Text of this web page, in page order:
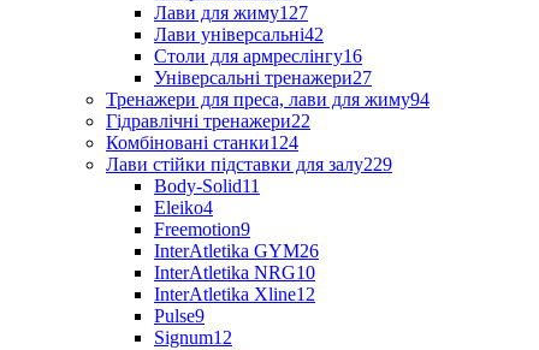
Лави для жиму127
Лави універсальні42
Столи для армреслінгу16
Універсальні тренажери27
Тренажери для преса, лави для жиму94
Гідравлічні тренажери22
Комбіновані станки124
Лави стійки підставки для залу229
Body-Solid11
Eleiko4
Freemotion9
InterAtletika GYM26
InterAtletika NRG10
InterAtletika Xline12
Pulse9
Signum12